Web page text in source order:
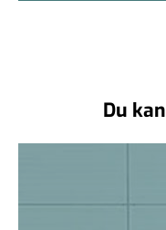
Du